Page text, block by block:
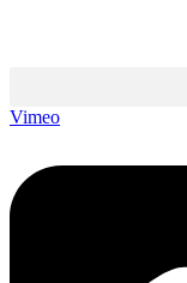
Vimeo